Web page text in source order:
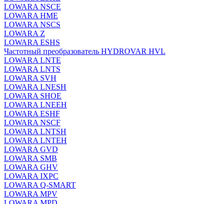
LOWARA NSCE
LOWARA HME
LOWARA NSCS
LOWARA Z
LOWARA ESHS
Частотный преобразователь HYDROVAR HVL
LOWARA LNTE
LOWARA LNTS
LOWARA SVH
LOWARA LNESH
LOWARA SHOE
LOWARA LNEEH
LOWARA ESHF
LOWARA NSCF
LOWARA LNTSH
LOWARA LNTEH
LOWARA GVD
LOWARA SMB
LOWARA GHV
LOWARA IXPС
LOWARA Q-SMART
LOWARA MPV